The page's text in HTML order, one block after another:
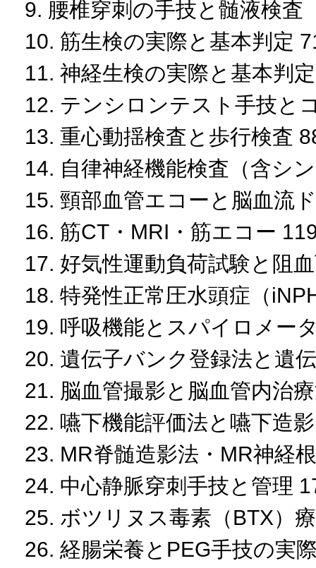
9. 腰椎穿刺の手技と髄液検査
10. 筋生検の実際と基本判定
11. 神経生検の実際と基本判
12. テンシロンテスト手技と
13. 重心動揺検査と歩行検査
14. 自律神経機能検査（含シ
15. 頸部血管エコーと脳血流
16. 筋CT・MRI・筋エコー
17. 好気性運動負荷試験と阻
18. 特発性正常圧水頭症（
19. 呼吸機能とスパイロメー
20. 遺伝子バンク登録法と遺
21. 脳血管撮影と脳血管内治
22. 嚥下機能評価法と嚥下造
23. MR脊髄造影法・MR神経
24. 中心静脈穿刺手技と管理
25. ボツリヌス毒素（BTX）
26. 経腸栄養とPEG手技の実